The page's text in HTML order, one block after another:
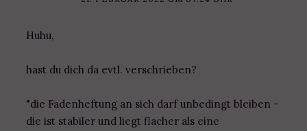
Huhu,
hast du dich da evtl. verschrieben?
"die Fadenheftung an sich darf unbedingt bleiben -
die ist stabiler und liegt flacher als eine